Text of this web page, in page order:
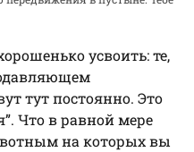
усвоить: те,
тут постоянно. Это
Что в равной мере
на которых вы